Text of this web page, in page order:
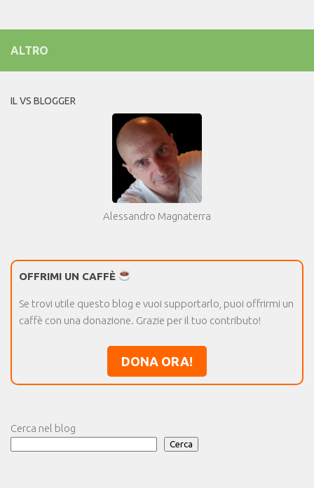
ALTRO
IL VS BLOGGER
Alessandro Magnaterra
OFFRIMI UN CAFFÈ
Se trovi utile questo blog e vuoi supportarlo, puoi offrirmi un
caffè con una donazione. Grazie per il tuo contributo!
DONA ORA!
Cerca nel blog
Cerca